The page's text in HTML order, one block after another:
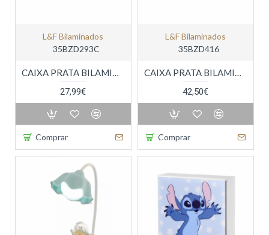
L&f Bilaminados
35BZD293C
CAIXA PRATA BILAMINADA DISNEY
27,99€
Comprar
L&f Bilaminados
35BZD416
CAIXA PRATA BILAMINADA DISNEY
42,50€
Comprar